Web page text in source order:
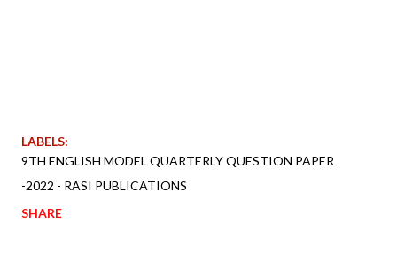
LABELS:
9TH ENGLISH MODEL QUARTERLY QUESTION PAPER
-2022 - RASI PUBLICATIONS
SHARE